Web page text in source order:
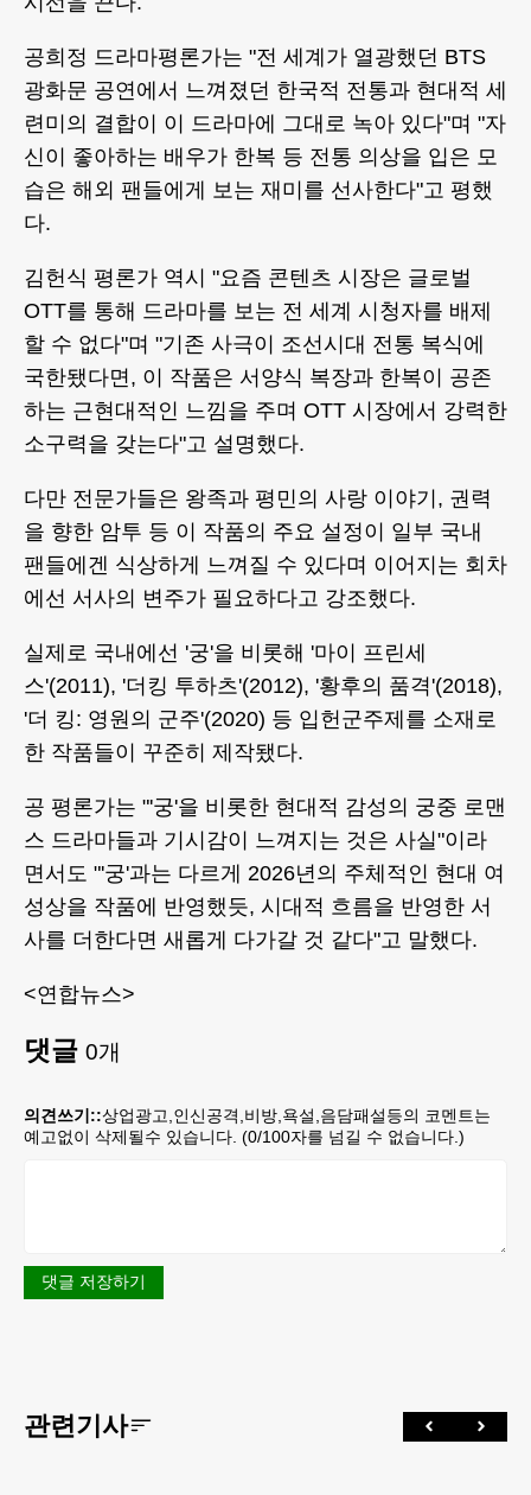
공희정 드라마평론가는 "전 세계가 열광했던 BTS
광화문 공연에서 느껴졌던 한국적 전통과 현대적 세
련미의 결합이 이 드라마에 그대로 녹아 있다"며 "자
신이 좋아하는 배우가 한복 등 전통 의상을 입은 모
습은 해외 팬들에게 보는 재미를 선사한다"고 평했
다.
김헌식 평론가 역시 "요즘 콘텐츠 시장은 글로벌
OTT를 통해 드라마를 보는 전 세계 시청자를 배제
할 수 없다"며 "기존 사극이 조선시대 전통 복식에
국한됐다면, 이 작품은 서양식 복장과 한복이 공존
하는 근현대적인 느낌을 주며 OTT 시장에서 강력한
소구력을 갖는다"고 설명했다.
다만 전문가들은 왕족과 평민의 사랑 이야기, 권력
을 향한 암투 등 이 작품의 주요 설정이 일부 국내
팬들에겐 식상하게 느껴질 수 있다며 이어지는 회차
에선 서사의 변주가 필요하다고 강조했다.
실제로 국내에선 '궁'을 비롯해 '마이 프린세
스'(2011), '더킹 투하츠'(2012), '황후의 품격'(2018),
'더 킹: 영원의 군주'(2020) 등 입헌군주제를 소재로
한 작품들이 꾸준히 제작됐다.
공 평론가는 "'궁'을 비롯한 현대적 감성의 궁중 로맨
스 드라마들과 기시감이 느껴지는 것은 사실"이라
면서도 "'궁'과는 다르게 2026년의 주체적인 현대 여
성상을 작품에 반영했듯, 시대적 흐름을 반영한 서
사를 더한다면 새롭게 다가갈 것 같다"고 말했다.
<연합뉴스>
댓글 0개
의견쓰기::상업광고,인신공격,비방,욕설,음담패설등의 코멘트는
예고없이 삭제될수 있습니다. (0/100자를 넘길 수 없습니다.)
댓글 저장하기
관련기사